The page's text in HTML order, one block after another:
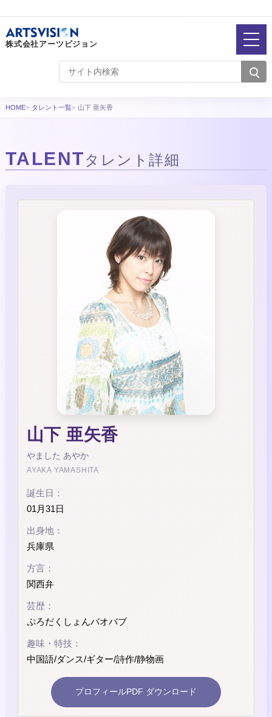
株式会社アーツビジョン
HOME タレント一覧 山下 亜矢香
TALENTタレント詳細
山下 亜矢香
やました あやか
AYAKA YAMASHITA
誕生日：
01月31日
出身地：
兵庫県
方言：
関西弁
芸歴：
ぷろだくしょんバオバブ
趣味・特技：
中国語/ダンス/ギター/詩作/静物画
プロフィールPDF ダウンロード